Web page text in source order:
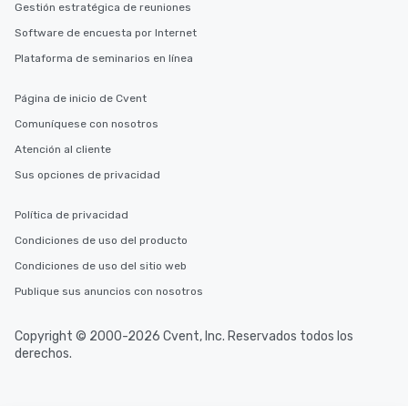
Gestión estratégica de reuniones
Software de encuesta por Internet
Plataforma de seminarios en línea
Página de inicio de Cvent
Comuníquese con nosotros
Atención al cliente
Sus opciones de privacidad
Política de privacidad
Condiciones de uso del producto
Condiciones de uso del sitio web
Publique sus anuncios con nosotros
Copyright © 2000-2026 Cvent, Inc. Reservados todos los
derechos.